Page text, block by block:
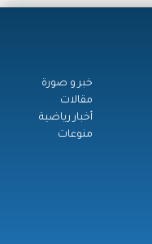
خبر و صورة
مقالات
أخبار رياضية
منوعات